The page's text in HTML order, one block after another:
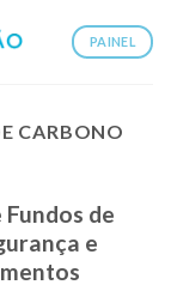
PAINEL
CARBONO
de
e